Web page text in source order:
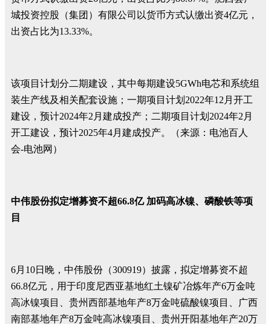
城投资控股（集团）有限公司以货币方式认缴出资4亿元，
出资占比为13.33%。
该项目计划分二期建设，其中每期建设5GWh电芯和系统组
装生产线及相关配套设施；一期项目计划2022年12月开工
建设，预计2024年2月建成投产；二期项目计划2024年2月
开工建设，预计2025年4月建成投产。（来源：电池百人
会-电池网）
中伟股份拟定增募资不超66.8亿 加码高冰镍、磷酸铁等项
目
6月10日晚，中伟股份（300919）披露，拟定增募资不超
66.8亿元，用于印度尼西亚基地红土镍矿冶炼年产6万金吨
高冰镍项目、贵州西部基地年产8万金吨硫酸镍项目、广西
南部基地年产8万金吨高冰镍项目、贵州开阳基地年产20万